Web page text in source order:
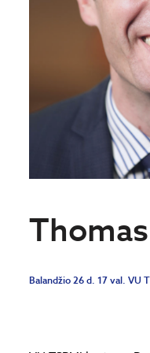
Balandžio 26 d. 17 val. VU